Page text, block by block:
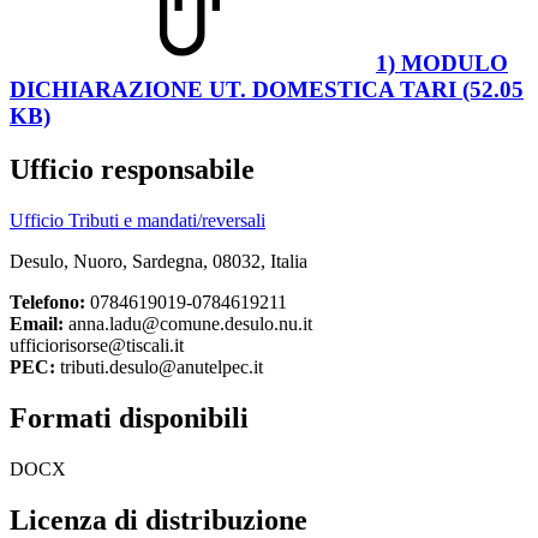
1) MODULO
DICHIARAZIONE UT. DOMESTICA TARI (52.05
KB)
Ufficio responsabile
Ufficio Tributi e mandati/reversali
Desulo, Nuoro, Sardegna, 08032, Italia
Telefono: 0784619019-0784619211
Email: anna.ladu@comune.desulo.nu.it
ufficiorisorse@tiscali.it
PEC: tributi.desulo@anutelpec.it
Formati disponibili
DOCX
Licenza di distribuzione